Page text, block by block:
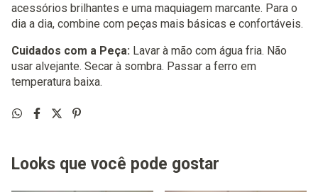
acessórios brilhantes e uma maquiagem marcante. Para o
dia a dia, combine com peças mais básicas e confortáveis.
Cuidados com a Peça: Lavar à mão com água fria. Não
usar alvejante. Secar à sombra. Passar a ferro em
temperatura baixa.
Looks que você pode gostar